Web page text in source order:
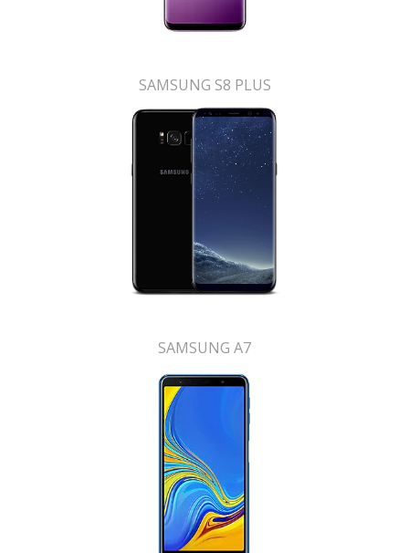
SAMSUNG S8 PLUS
SAMSUNG A7